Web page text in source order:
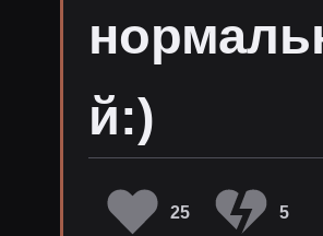
й:)
25 5